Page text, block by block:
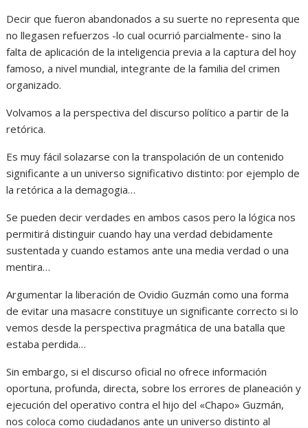
Decir que fueron abandonados a su suerte no representa que
no llegasen refuerzos -lo cual ocurrió parcialmente- sino la
falta de aplicación de la inteligencia previa a la captura del hoy
famoso, a nivel mundial, integrante de la familia del crimen
organizado.
Volvamos a la perspectiva del discurso político a partir de la
retórica.
Es muy fácil solazarse con la transpolación de un contenido
significante a un universo significativo distinto: por ejemplo de
la retórica a la demagogia…
Se pueden decir verdades en ambos casos pero la lógica nos
permitirá distinguir cuando hay una verdad debidamente
sustentada y cuando estamos ante una media verdad o una
mentira…
Argumentar la liberación de Ovidio Guzmán como una forma
de evitar una masacre constituye un significante correcto si lo
vemos desde la perspectiva pragmática de una batalla que
estaba perdida…
Sin embargo, si el discurso oficial no ofrece información
oportuna, profunda, directa, sobre los errores de planeación y
ejecución del operativo contra el hijo del «Chapo» Guzmán,
nos coloca como ciudadanos ante un universo distinto al